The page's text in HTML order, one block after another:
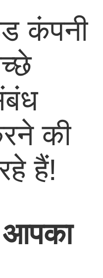
कंपनी
की
हैं!